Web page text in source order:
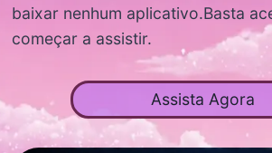
baixar nenhum aplicativo.Basta
começar a assistir.
Assista Agora